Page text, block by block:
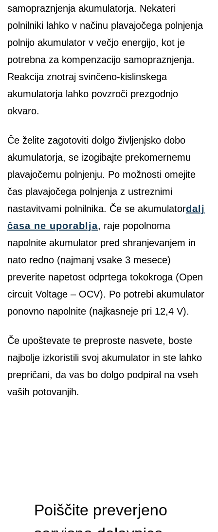
samopraznjenja akumulatorja. Nekateri
polnilniki lahko v načinu plavajočega polnjenja
polnijo akumulator v večjo energijo, kot je
potrebna za kompenzacijo samopraznjenja.
Reakcija znotraj svinčeno-kislinskega
akumulatorja lahko povzroči prezgodnjo
okvaro.
Če želite zagotoviti dolgo življenjsko dobo
akumulatorja, se izogibajte prekomernemu
plavajočemu polnjenju. Po možnosti omejite
čas plavajočega polnjenja z ustreznimi
nastavitvami polnilnika. Če se akumulatordalj
časa ne uporablja, raje popolnoma
napolnite akumulator pred shranjevanjem in
nato redno (najmanj vsake 3 mesece)
preverite napetost odprtega tokokroga (Open
circuit Voltage – OCV). Po potrebi akumulator
ponovno napolnite (najkasneje pri 12,4 V).
Če upoštevate te preproste nasvete, boste
najbolje izkoristili svoj akumulator in ste lahko
prepričani, da vas bo dolgo podpiral na vseh
vaših potovanjih.
Poiščite preverjeno